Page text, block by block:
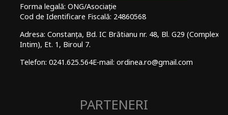
Forma legală: ONG/Asociație
Cod de Identificare Fiscală: 24860568
Adresa: Constanța, Bd. IC Brătianu nr. 48, Bl. G29 (Complex
Intim), Et. 1, Biroul 7.
Telefon: 0241.625.564E-mail: ordinea.ro@gmail.com
PARTENERI